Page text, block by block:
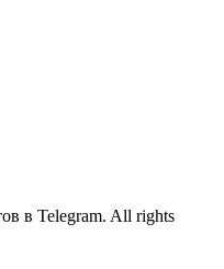
в Telegram. All rights